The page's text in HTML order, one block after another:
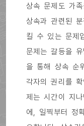
상속 문제도 가
상속과 관련된
킬 수 있는 문제
문제는 갈등을
을 통해 상속 순
각자의 권리를
제는 시간이 지
에, 일찍부터 정